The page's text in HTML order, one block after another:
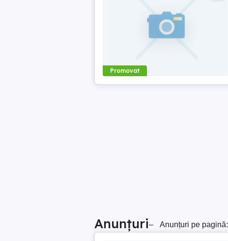
Promovat
Anunțuri– Anunțuri pe pagină: